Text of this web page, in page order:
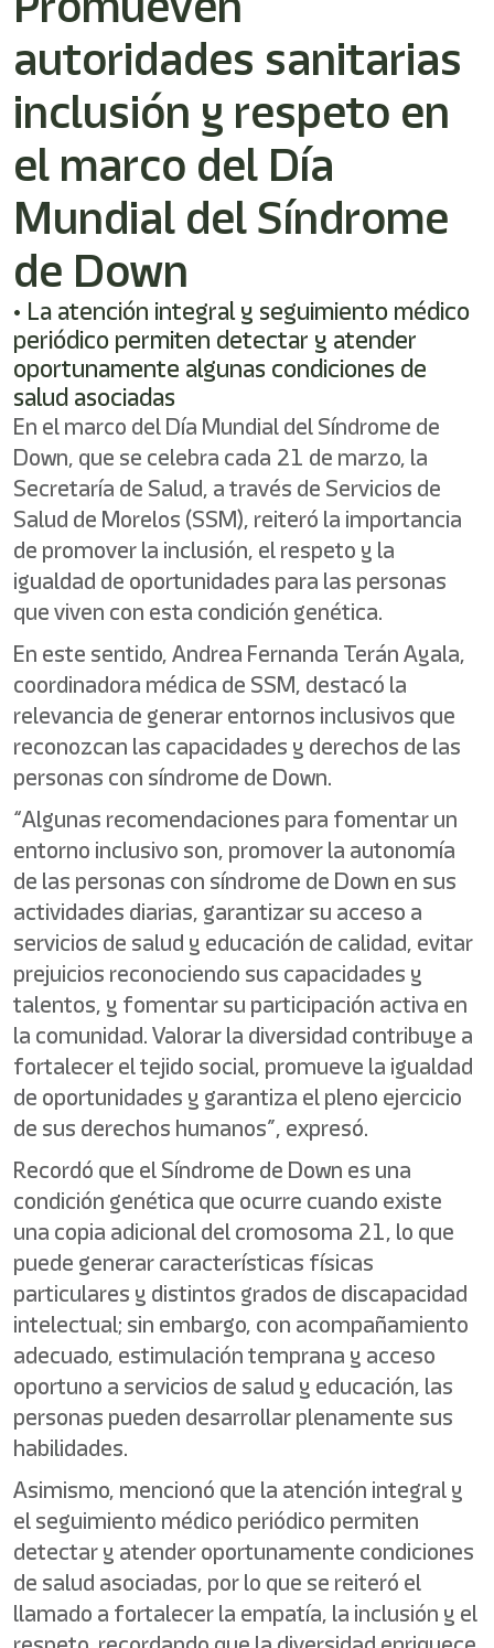
Este
directo
lector
de
pantalla
para
ayudarle
navegar
interactuar
con
contenido.
autoridades sanitarias
inclusión y respeto en
el marco del Día
Mundial del Síndrome
de Down
• ⁠La atención integral y seguimiento médico
periódico permiten detectar y atender
oportunamente algunas condiciones de
salud asociadas
En el marco del Día Mundial del Síndrome de
Down, que se celebra cada 21 de marzo, la
Secretaría de Salud, a través de Servicios de
Salud de Morelos (SSM), reiteró la importancia
de promover la inclusión, el respeto y la
igualdad de oportunidades para las personas
que viven con esta condición genética.
En este sentido, Andrea Fernanda Terán Ayala,
coordinadora médica de SSM, destacó la
relevancia de generar entornos inclusivos que
reconozcan las capacidades y derechos de las
personas con síndrome de Down.
“Algunas recomendaciones para fomentar un
entorno inclusivo son, promover la autonomía
de las personas con síndrome de Down en sus
actividades diarias, garantizar su acceso a
servicios de salud y educación de calidad, evitar
prejuicios reconociendo sus capacidades y
talentos, y fomentar su participación activa en
la comunidad. Valorar la diversidad contribuye a
fortalecer el tejido social, promueve la igualdad
de oportunidades y garantiza el pleno ejercicio
de sus derechos humanos”, expresó.
Recordó que el Síndrome de Down es una
condición genética que ocurre cuando existe
una copia adicional del cromosoma 21, lo que
puede generar características físicas
particulares y distintos grados de discapacidad
intelectual; sin embargo, con acompañamiento
adecuado, estimulación temprana y acceso
oportuno a servicios de salud y educación, las
personas pueden desarrollar plenamente sus
habilidades.
Asimismo, mencionó que la atención integral y
el seguimiento médico periódico permiten
detectar y atender oportunamente condiciones
de salud asociadas, por lo que se reiteró el
llamado a fortalecer la empatía, la inclusión y el